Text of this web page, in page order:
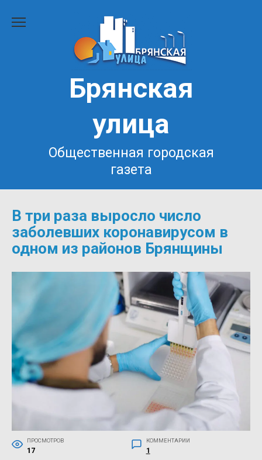
Брянская
улица
Общественная городская
газета
В три раза выросло число
заболевших коронавирусом в
одном из районов Брянщины
ПРОСМОТРОВ
17
КОММЕНТАРИИ
1